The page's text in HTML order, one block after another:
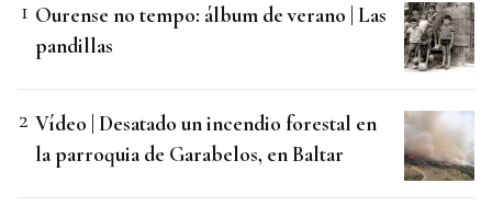
Ourense no tempo: álbum de verano | Las
pandillas
Vídeo | Desatado un incendio forestal en
la parroquia de Garabelos, en Baltar